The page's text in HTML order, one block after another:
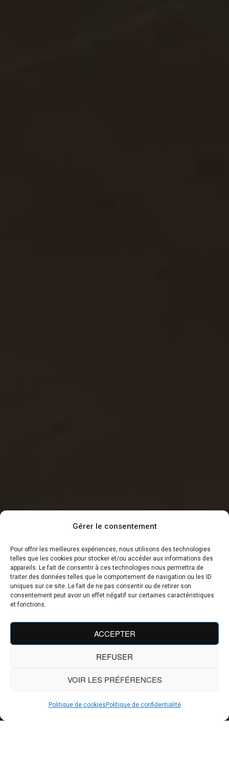
Gérer le consentement
Pour offrir les meilleures expériences, nous utilisons des technologies
telles que les cookies pour stocker et/ou accéder aux informations des
appareils. Le fait de consentir à ces technologies nous permettra de
traiter des données telles que le comportement de navigation ou les ID
uniques sur ce site. Le fait de ne pas consentir ou de retirer son
consentement peut avoir un effet négatif sur certaines caractéristiques
et fonctions.
ACCEPTER
REFUSER
VOIR LES PRÉFÉRENCES
Politique de cookies Politique de confidentialité